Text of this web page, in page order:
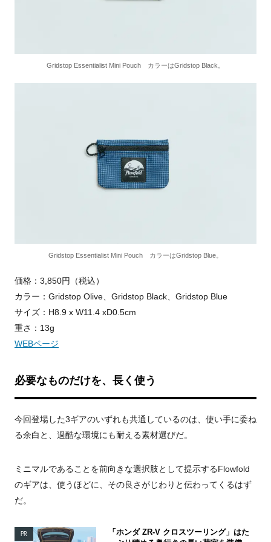
Gridstop Essentialist Mini Pouch カラーはGridstop Black。
Gridstop Essentialist Mini Pouch カラーはGridstop Blue。
価格：3,850円（税込）
カラー：Gridstop Olive、Gridstop Black、Gridstop Blue
サイズ：H8.9 x W11.4 xD0.5cm
重さ：13g
WEBページ
必要なものだけを、長く使う
今回登場した3ギアのいずれも共通しているのは、使い手に委ね
る余白と、過酷な環境にも耐える素材選びだ。
ミニマルであることを前向きな選択肢として提示するFlowfold
のギアは、使うほどに、その良さがじわりと伝わってくるはず
だ。
PR
「ホンダ ZR-V クロスツーリング」はた